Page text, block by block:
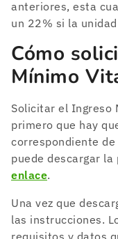
anteriores, esta
un 22% si la
Cómo
Mínimo
Solicitar el Ingreso
primero que hay
correspondiente de
puede descargar
enlace.
Una vez que
las instrucciones.
requisitos y datos